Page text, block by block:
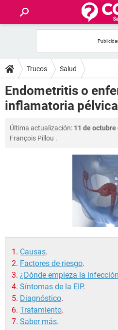
FOROS
SALUD
FAMILIA
NUTRICIÓN
Trucos Salud
Endometritis o
inflamatoria pélvica
Última actualización: 11 de octubre
François Pillou .
Causas.
Factores de riesgo.
¿Dónde empieza la
Síntomas de la EIP.
Diagnóstico.
Tratamiento.
Saber más.